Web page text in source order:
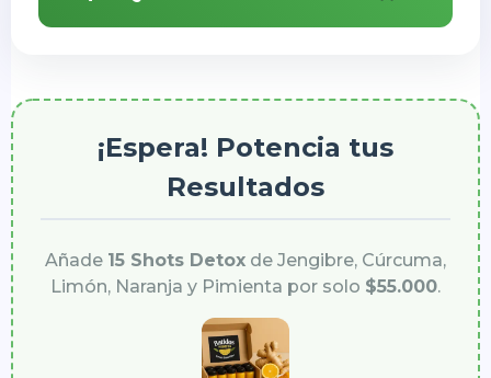
¡Espera! Potencia tus
Resultados
Añade 15 Shots Detox de Jengibre, Cúrcuma,
Limón, Naranja y Pimienta por solo $55.000.